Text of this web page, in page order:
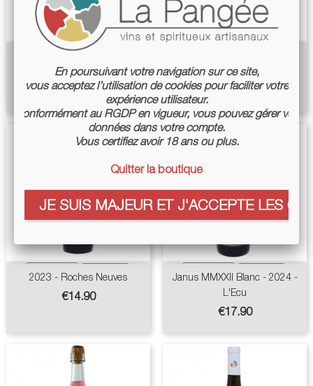
VDF - 2024 - Mortier
Price
€13.50
Bourgueil Sables - 2024 -
Mortier
2023 - Roches Neuves
Price
€14.90
Janus MMXXII Blanc - 2024 -
L'Ecu
Price
€17.90
En poursuivant votre navigation sur ce site,
vous acceptez l’utilisation de cookies pour faciliter votre
expérience utilisateur.
Conformément au RGDP en vigueur, vous pouvez gérer vos
données dans votre compte.
Vous certifiez avoir 18 ans ou plus.
Quitter la boutique
JE SUIS MAJEUR ET J'ACCEPTE LES